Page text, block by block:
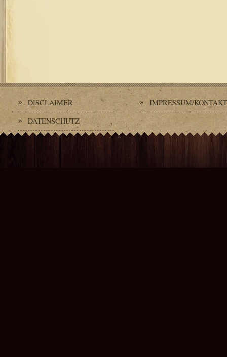
DISCLAIMER
DATENSCHUTZ
IMPRESSUM/KONTAKT